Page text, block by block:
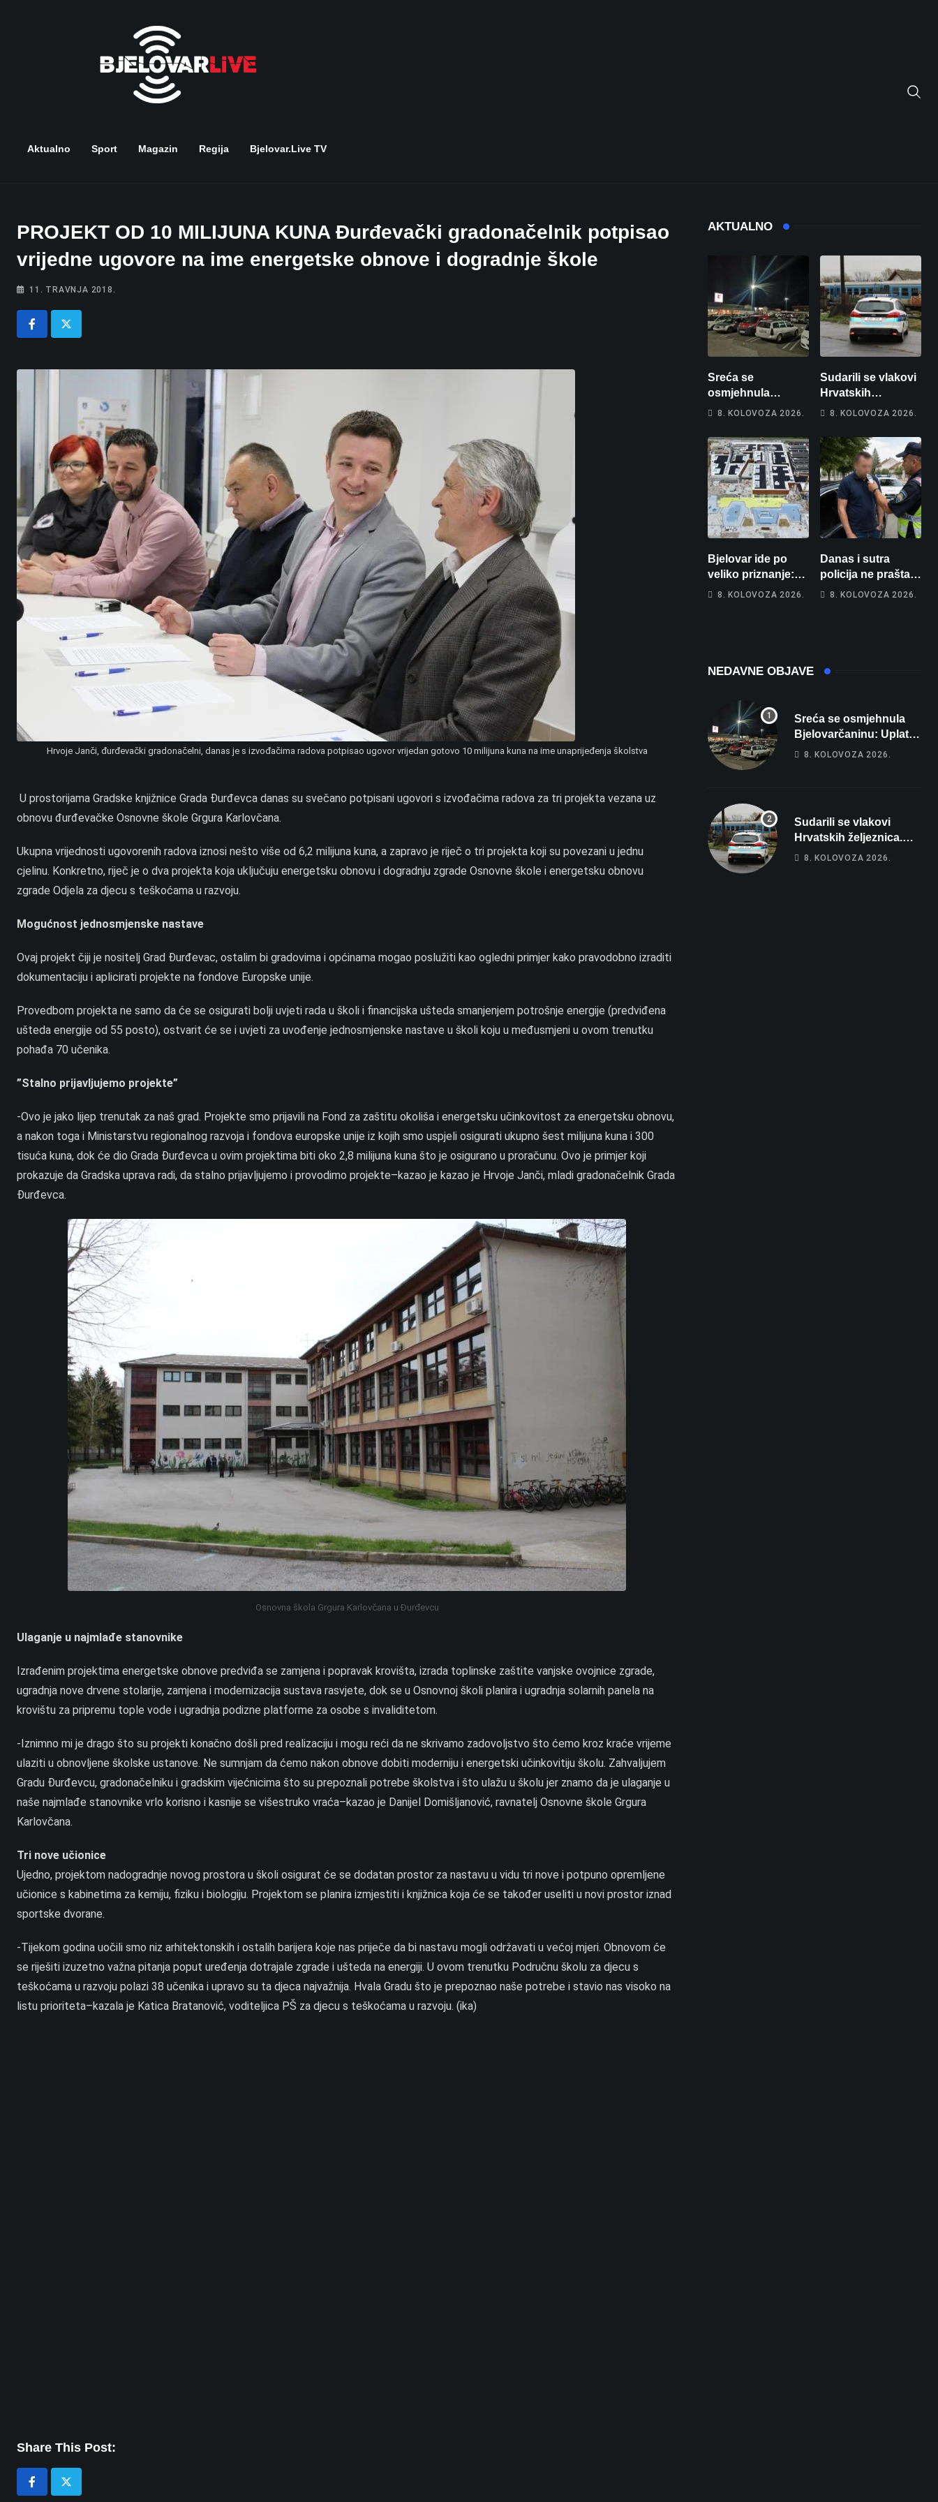
Aktualno Sport Magazin Regija Bjelovar.live TV
PROJEKT OD 10 MILIJUNA KUNA Đurđevački gradonačelnik potpisao
vrijedne ugovore na ime energetske obnove i dogradnje škole
11. TRAVNJA 2018.
Hrvoje Janči, đurđevački gradonačelni, danas je s izvođačima radova potpisao ugovor vrijedan gotovo 10 milijuna kuna na ime unaprijeđenja školstva
U prostorijama Gradske knjižnice Grada Đurđevca danas su svečano potpisani ugovori s izvođačima radova za tri projekta vezana uz
obnovu đurđevačke Osnovne škole Grgura Karlovčana.
Ukupna vrijednosti ugovorenih radova iznosi nešto više od 6,2 milijuna kuna, a zapravo je riječ o tri projekta koji su povezani u jednu
cjelinu. Konkretno, riječ je o dva projekta koja uključuju energetsku obnovu i dogradnju zgrade Osnovne škole i energetsku obnovu
zgrade Odjela za djecu s teškoćama u razvoju.
Mogućnost jednosmjenske nastave
Ovaj projekt čiji je nositelj Grad Đurđevac, ostalim bi gradovima i općinama mogao poslužiti kao ogledni primjer kako pravodobno izraditi
dokumentaciju i aplicirati projekte na fondove Europske unije.
Provedbom projekta ne samo da će se osigurati bolji uvjeti rada u školi i financijska ušteda smanjenjem potrošnje energije (predviđena
ušteda energije od 55 posto), ostvarit će se i uvjeti za uvođenje jednosmjenske nastave u školi koju u međusmjeni u ovom trenutku
pohađa 70 učenika.
”Stalno prijavljujemo projekte”
-Ovo je jako lijep trenutak za naš grad. Projekte smo prijavili na Fond za zaštitu okoliša i energetsku učinkovitost za energetsku obnovu,
a nakon toga i Ministarstvu regionalnog razvoja i fondova europske unije iz kojih smo uspjeli osigurati ukupno šest milijuna kuna i 300
tisuća kuna, dok će dio Grada Đurđevca u ovim projektima biti oko 2,8 milijuna kuna što je osigurano u proračunu. Ovo je primjer koji
prokazuje da Gradska uprava radi, da stalno prijavljujemo i provodimo projekte–kazao je kazao je Hrvoje Janči, mladi gradonačelnik Grada
Đurđevca.
Osnovna škola Grgura Karlovčana u Đurđevcu
Ulaganje u najmlađe stanovnike
Izrađenim projektima energetske obnove predviđa se zamjena i popravak krovišta, izrada toplinske zaštite vanjske ovojnice zgrade,
ugradnja nove drvene stolarije, zamjena i modernizacija sustava rasvjete, dok se u Osnovnoj školi planira i ugradnja solarnih panela na
krovištu za pripremu tople vode i ugradnja podizne platforme za osobe s invaliditetom.
-Iznimno mi je drago što su projekti konačno došli pred realizaciju i mogu reći da ne skrivamo zadovoljstvo što ćemo kroz kraće vrijeme
ulaziti u obnovljene školske ustanove. Ne sumnjam da ćemo nakon obnove dobiti moderniju i energetski učinkovitiju školu. Zahvaljujem
Gradu Đurđevcu, gradonačelniku i gradskim vijećnicima što su prepoznali potrebe školstva i što ulažu u školu jer znamo da je ulaganje u
naše najmlađe stanovnike vrlo korisno i kasnije se višestruko vraća–kazao je Danijel Domišljanović, ravnatelj Osnovne škole Grgura
Karlovčana.
Tri nove učionice
Ujedno, projektom nadogradnje novog prostora u školi osigurat će se dodatan prostor za nastavu u vidu tri nove i potpuno opremljene
učionice s kabinetima za kemiju, fiziku i biologiju. Projektom se planira izmjestiti i knjižnica koja će se također useliti u novi prostor iznad
sportske dvorane.
-Tijekom godina uočili smo niz arhitektonskih i ostalih barijera koje nas priječe da bi nastavu mogli održavati u većoj mjeri. Obnovom će
se riješiti izuzetno važna pitanja poput uređenja dotrajale zgrade i ušteda na energiji. U ovom trenutku Područnu školu za djecu s
teškoćama u razvoju polazi 38 učenika i upravo su ta djeca najvažnija. Hvala Gradu što je prepoznao naše potrebe i stavio nas visoko na
listu prioriteta–kazala je Katica Bratanović, voditeljica PŠ za djecu s teškoćama u razvoju. (ika)
Share This Post:
AKTUALNO
Sreća se
osmjehnula
Bjelovarčaninu:
eura, a osvojio
više od 80 tisuća
eura
8. KOLOVOZA 2026.
Sudarili se vlakovi
Hrvatskih
željeznica. Šestero
ozlijeđeno, mlađa
žena na
intenzivnoj
8. KOLOVOZA 2026.
Bjelovar ide po
veliko priznanje:
Hrebak danas u
prvenstva
8. KOLOVOZA 2026.
Danas i sutra
policija ne prašta:
Na cestama su
8. KOLOVOZA 2026.
NEDAVNE OBJAVE
Sreća se osmjehnula
Bjelovarčaninu: Uplatio
samo 4 eura, a osvojio
8. KOLOVOZA 2026.
Sudarili se vlakovi
Hrvatskih željeznica.
Šestero osoba teško
8. KOLOVOZA 2026.